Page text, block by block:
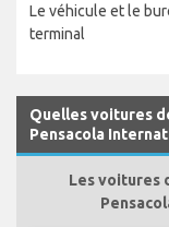
Le véhicule et le
terminal
Quelles voitures
Pensacola
Les voitures